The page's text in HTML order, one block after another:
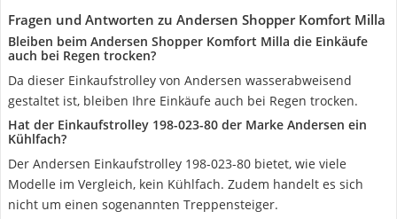
Fragen und Antworten zu Andersen Shopper Komfort Milla
Bleiben beim Andersen Shopper Komfort Milla die Einkäufe
auch bei Regen trocken?
Da dieser Einkaufstrolley von Andersen wasserabweisend
gestaltet ist, bleiben Ihre Einkäufe auch bei Regen trocken.
Hat der Einkaufstrolley 198-023-80 der Marke Andersen ein
Kühlfach?
Der Andersen Einkaufstrolley 198-023-80 bietet, wie viele
Modelle im Vergleich, kein Kühlfach. Zudem handelt es sich
nicht um einen sogenannten Treppensteiger.